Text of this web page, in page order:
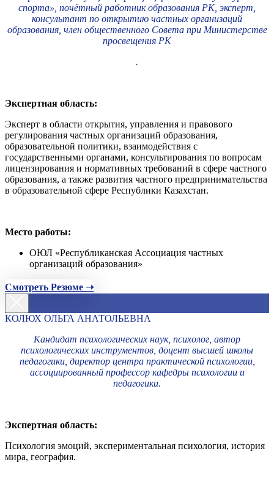
спорта», почётный работник образования РК, эксперт,
консультант по открытию частных организаций
образования, член общественного Совета при Министерстве
просвещения РК
.
Экспертная область:
Эксперт в области открытия, управления и правового
регулирования частных организаций образования,
образовательной политики, взаимодействия с
государственными органами, консультирования по вопросам
лицензирования и нормативных требований в сфере частного
образования, а также развития частного предпринимательства
в образовательной сфере Республики Казахстан.
Место работы:
ОЮЛ «Республиканская Ассоциация частных
организаций образования»
Смотреть Резюме ➝
КОЛЮХ ОЛЬГА АНАТОЛЬЕВНА
Кандидат психологических наук, психолог, автор
психологических инструментов, доцент высшей школы
педагогики, директор центра практической психологии,
ассоциированный профессор кафедры психологии и
педагогики.
Экспертная область:
Психология эмоций, экспериментальная психология, история
мира, география.